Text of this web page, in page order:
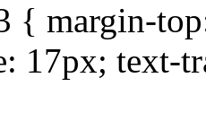
{ margin-
17px; text-